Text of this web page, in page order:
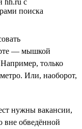
— мышкой
только
Или, наоборот,
нужны вакансии,
вне обведённой